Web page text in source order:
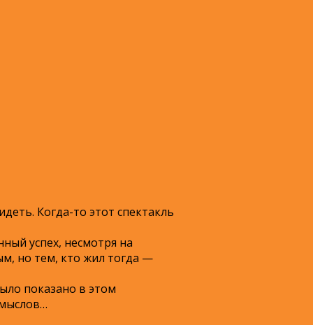
Когда-то этот спектакль
успех, несмотря на
но тем, кто жил тогда —
показано в этом